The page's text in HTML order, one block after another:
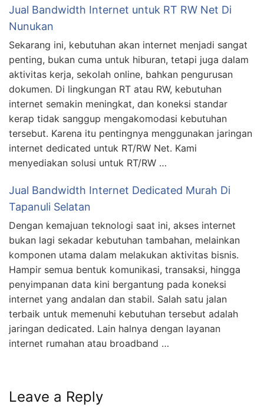
Jual Bandwidth Internet untuk RT RW Net Di
Nunukan
Sekarang ini, kebutuhan akan internet menjadi sangat
penting, bukan cuma untuk hiburan, tetapi juga dalam
aktivitas kerja, sekolah online, bahkan pengurusan
dokumen. Di lingkungan RT atau RW, kebutuhan
internet semakin meningkat, dan koneksi standar
kerap tidak sanggup mengakomodasi kebutuhan
tersebut. Karena itu pentingnya menggunakan jaringan
internet dedicated untuk RT/RW Net. Kami
menyediakan solusi untuk RT/RW …
Jual Bandwidth Internet Dedicated Murah Di
Tapanuli Selatan
Dengan kemajuan teknologi saat ini, akses internet
bukan lagi sekadar kebutuhan tambahan, melainkan
komponen utama dalam melakukan aktivitas bisnis.
Hampir semua bentuk komunikasi, transaksi, hingga
penyimpanan data kini bergantung pada koneksi
internet yang andalan dan stabil. Salah satu jalan
terbaik untuk memenuhi kebutuhan tersebut adalah
jaringan dedicated. Lain halnya dengan layanan
internet rumahan atau broadband …
Leave a Reply